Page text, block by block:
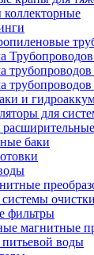
и
для
баки
системы
фильтры
магнитные
воды